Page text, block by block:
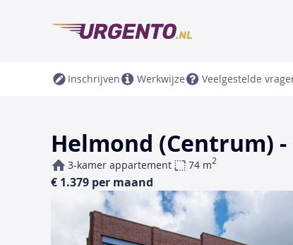
Inschrijven Werkwijze Veelgestelde
Helmond (Centrum)
3-kamer appartement 74 m2
€ 1.379 per maand